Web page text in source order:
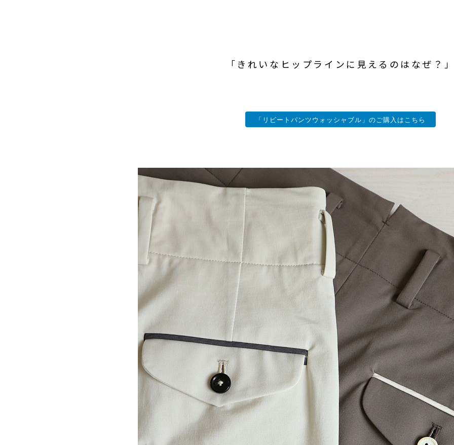
「きれいなヒップラインに見えるのはなぜ？
「リピートパンツウォッシャブル」のご購入はこちら